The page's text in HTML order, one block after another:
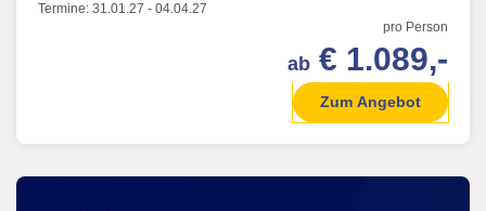
Termine: 31.01.27 - 04.04.27
pro Person
ab € 1.089,-
Zum Angebot